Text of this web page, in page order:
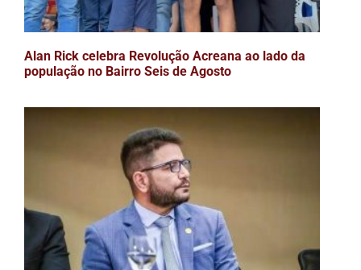
Alan Rick celebra Revolução Acreana ao lado da
população no Bairro Seis de Agosto